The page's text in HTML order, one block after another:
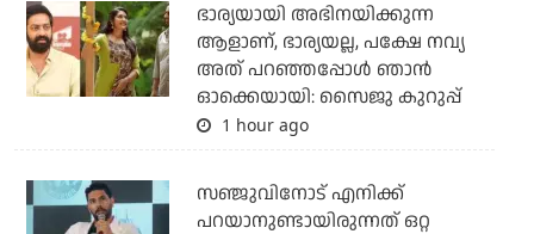
ഭാര്യയായി അഭിനയിക്കുന്ന
ആളാണ്, ഭാര്യയല്ല, പക്ഷേ നവ്യ
അത് പറഞ്ഞപ്പോള്‍ ഞാന്‍
ഓക്കെയായി: സൈജു കുറുപ്പ്
1 hour ago
സഞ്ജുവിനോട് എനിക്ക്
പറയാനുണ്ടായിരുന്നത് ഒറ്റ